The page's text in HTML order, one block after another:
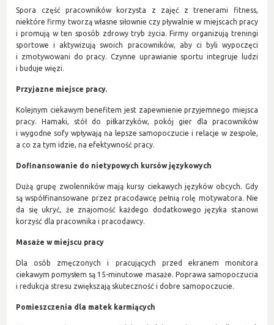
Spora część pracowników korzysta z zajęć z trenerami fitness,
niektóre firmy tworzą własne siłownie czy pływalnie w miejscach pracy
i promują w ten sposób zdrowy tryb życia. Firmy organizują treningi
sportowe i aktywizują swoich pracowników, aby ci byli wypoczęci
i zmotywowani do pracy. Czynne uprawianie sportu integruje ludzi
i buduje więzi.
Przyjazne miejsce pracy.
Kolejnym ciekawym benefitem jest zapewnienie przyjemnego miejsca
pracy. Hamaki, stół do piłkarzyków, pokój gier dla pracowników
i wygodne sofy wpływają na lepsze samopoczucie i relacje w zespole,
a co za tym idzie, na efektywność pracy.
Dofinansowanie do nietypowych kursów językowych
Dużą grupę zwolenników mają kursy ciekawych języków obcych. Gdy
są współfinansowane przez pracodawcę pełnią rolę motywatora. Nie
da się ukryć, że znajomość każdego dodatkowego języka stanowi
korzyść dla pracownika i pracodawcy.
Masaże w miejscu pracy
Dla osób zmęczonych i pracujących przed ekranem monitora
ciekawym pomysłem są 15-minutowe masaże. Poprawa samopoczucia
i redukcja stresu zwiększają skuteczność i dobre samopoczucie.
Pomieszczenia dla matek karmiących